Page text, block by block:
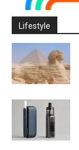
Lifestyle